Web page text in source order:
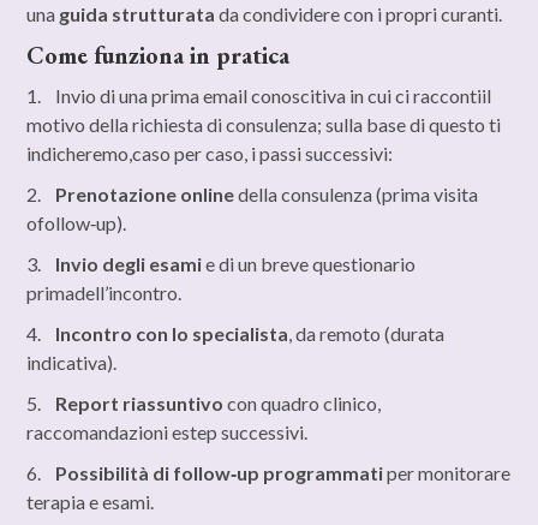
una guida strutturata da condividere con i propri curanti.
Come funziona in pratica
1. Invio di una prima email conoscitiva in cui ci raccontiil
motivo della richiesta di consulenza; sulla base di questo ti
indicheremo,caso per caso, i passi successivi:
2. Prenotazione onlinedella consulenza (prima visita
ofollow‑up).
3. Invio degli esamie di un breve questionario
primadell’incontro.
4. Incontro con lo specialista, da remoto (durata
indicativa).
5. Report riassuntivo con quadro clinico,
raccomandazioni estep successivi.
6. Possibilità di follow‑up programmatiper monitorare
terapia e esami.